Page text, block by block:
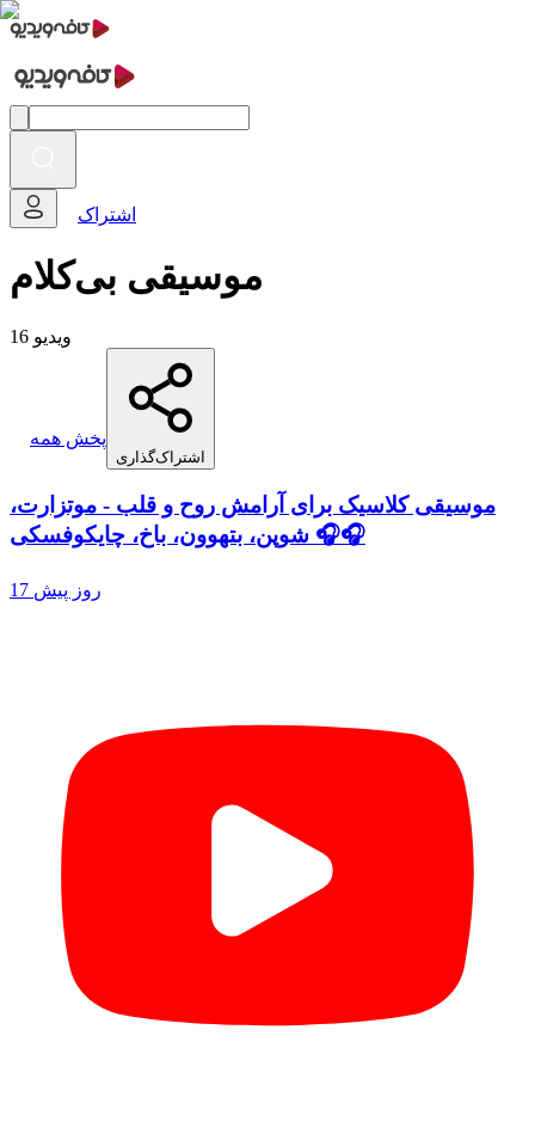
اشتراک
موسیقی بی‌کلام
16 ویدیو
پخش همه
اشتراک‌گذاری
موسیقی کلاسیک برای آرامش روح و قلب - موتزارت،
شوپن، بتهوون، باخ، چایکوفسکی 🎧🎧
17 روز پیش